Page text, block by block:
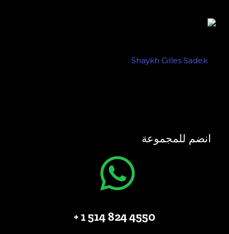
انضم للمجموعة
4550 824 514 1 +